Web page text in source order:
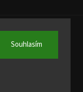
Souhlasím